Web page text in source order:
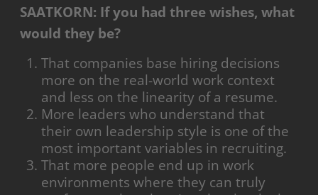
SAATKORN: If you had three wishes, what
would they be?
That companies base hiring decisions
more on the real-world work context
and less on the linearity of a resume.
More leaders who understand that
their own leadership style is one of the
most important variables in recruiting.
That more people end up in work
environments where they can truly